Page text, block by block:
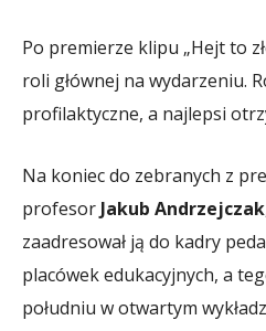
Po premierze klipu „Hejt to
roli głównej na wydarzeniu.
profilaktyczne, a najlepsi
Na koniec do zebranych z
profesor Jakub Andrzejczak
zaadresował ją do kadry
placówek edukacyjnych, a
południu w otwartym